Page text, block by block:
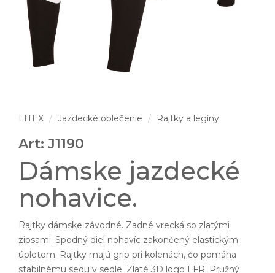
LITEX Jazdecké oblečenie Rajtky a legíny
Art: J1190
Dámske jazdecké
nohavice.
Rajtky dámske závodné. Zadné vrecká so zlatými
zipsami. Spodný diel nohavíc zakončený elastickým
úpletom. Rajtky majú grip pri kolenách, čo pomáha
stabilnému sedu v sedle. Zlaté 3D logo LFR. Pružný